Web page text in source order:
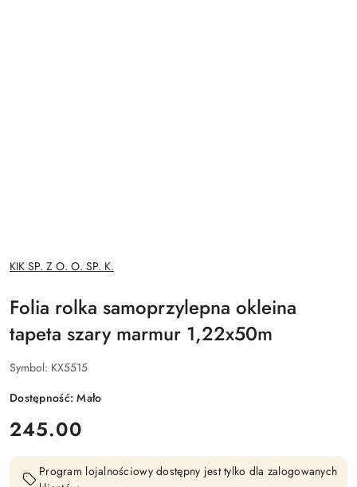
NAZWA
PRODUCENTA:
KIK SP. Z O. O. SP. K.
Folia rolka samoprzylepna okleina
tapeta szary marmur 1,22x50m
Symbol: KX5515
Dostępność:Mało
cena:
245.00
Program lojalnościowy dostępny jest tylko dla zalogowanych